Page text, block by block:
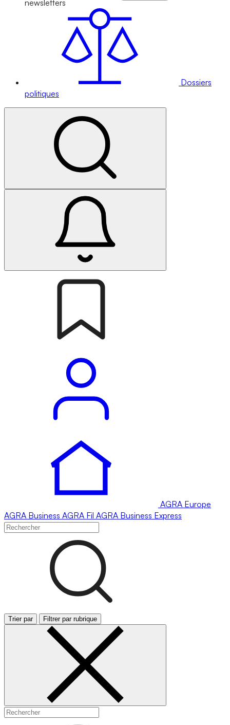
newsletters
Dossiers
politiques
AGRA Europe
AGRA Business AGRA Fil AGRA Business Express
Trier par Filtrer par rubrique